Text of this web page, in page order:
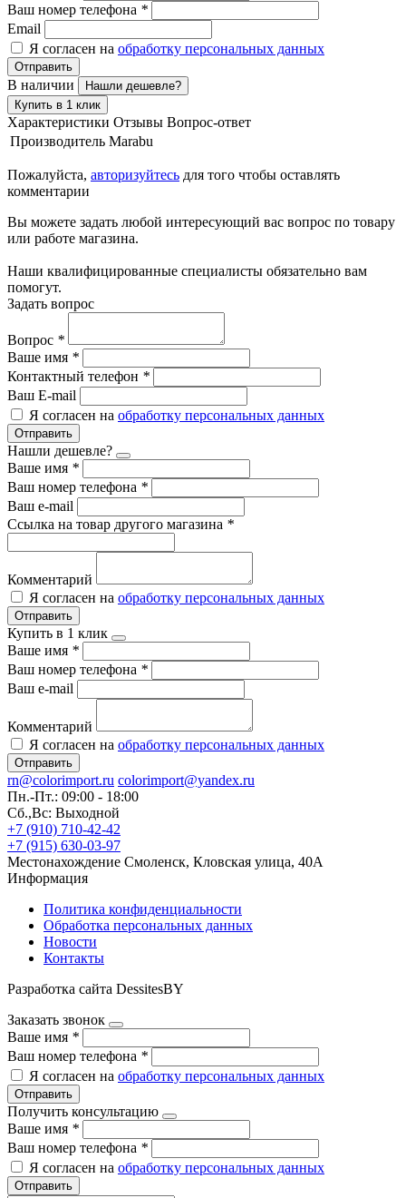
Ваш номер телефона *
Email
Я согласен на обработку персональных данных
Отправить
В наличии
Нашли дешевле?
Купить в 1 клик
Характеристики Отзывы Вопрос-ответ
Производитель Marabu
Пожалуйста, авторизуйтесь для того чтобы оставлять
комментарии
Вы можете задать любой интересующий вас вопрос по товару
или работе магазина.
Наши квалифицированные специалисты обязательно вам
помогут.
Задать вопрос
Вопрос *
Ваше имя *
Контактный телефон *
Ваш E-mail
Я согласен на обработку персональных данных
Отправить
Нашли дешевле?
Ваше имя *
Ваш номер телефона *
Ваш e-mail
Ссылка на товар другого магазина *
Комментарий
Я согласен на обработку персональных данных
Отправить
Купить в 1 клик
Ваше имя *
Ваш номер телефона *
Ваш e-mail
Комментарий
Я согласен на обработку персональных данных
Отправить
rn@colorimport.ru colorimport@yandex.ru
Пн.-Пт.: 09:00 - 18:00
Сб.,Вс: Выходной
+7 (910) 710-42-42
+7 (915) 630-03-97
Местонахождение Смоленск, Кловская улица, 40А
Информация
Политика конфиденциальности
Обработка персональных данных
Новости
Контакты
Разработка сайта DessitesBY
Заказать звонок
Ваше имя *
Ваш номер телефона *
Я согласен на обработку персональных данных
Отправить
Получить консультацию
Ваше имя *
Ваш номер телефона *
Я согласен на обработку персональных данных
Отправить